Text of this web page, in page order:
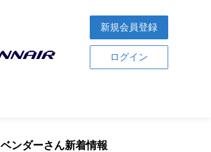
新規会員登録
ログイン
ベンダーさん新着情報